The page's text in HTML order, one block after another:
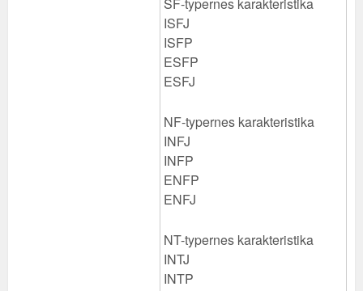
ISFJ
ISFP
ESFP
ESFJ
NF-typernes karakteristika
INFJ
INFP
ENFP
ENFJ
NT-typernes karakteristika
INTJ
INTP